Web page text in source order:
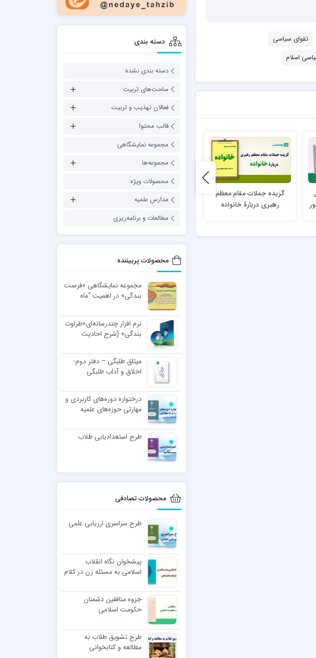
تقوای سیاسی
اسلام
گزیده جملات مقام معظم
رهبری دربارۀ خانواده
احادیث اخلاقی)»
های تربیتی در آینه سیره و
دسته بندی
دسته بندی نشده
ساحت‌های تربیت
فعالان تهذیب و تربیت
قالب محتوا
مجموعه نمایشگاهی
مجموعه‌ها
محصولات ویژه
مدارس علمیه
مطالعات و برنامه‌ریزی
محصولات پربیننده
مجموعه نمایشگاهی «فرصت
بندگی» در اهمیت “ماه
نرم افزار چندرسانه‌ای«طراوت
بندگی» (شرح احادیث
اسلامی)
میثاق طلبگی – دفتر دوم-
اخلاق و آداب طلبگی
درختواره دوره‌های کاربردی و
مهارتی حوزه‌های علمیه
طرح استعدادیابی طلاب
محصولات تصادفی
طرح سراسری ارزیابی علمی
پیشخوان نگاه انقلاب
اسلامی به مسئله زن در کلام
جزوه منافقین دشمنان
حکومت اسلامی
طرح تشویق طلاب به
مطالعه و کتابخوانی